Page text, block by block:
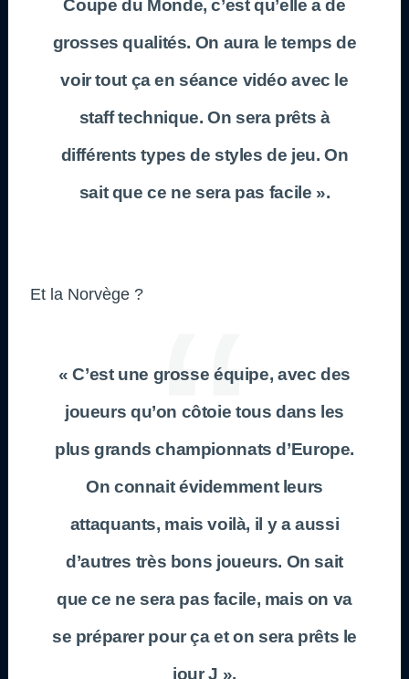
Coupe du Monde, c’est qu’elle a de
grosses qualités. On aura le temps de
voir tout ça en séance vidéo avec le
staff technique. On sera prêts à
différents types de styles de jeu. On
sait que ce ne sera pas facile ».
Et la Norvège ?
« C’est une grosse équipe, avec des
joueurs qu’on côtoie tous dans les
plus grands championnats d’Europe.
On connait évidemment leurs
attaquants, mais voilà, il y a aussi
d’autres très bons joueurs. On sait
que ce ne sera pas facile, mais on va
se préparer pour ça et on sera prêts le
jour J ».